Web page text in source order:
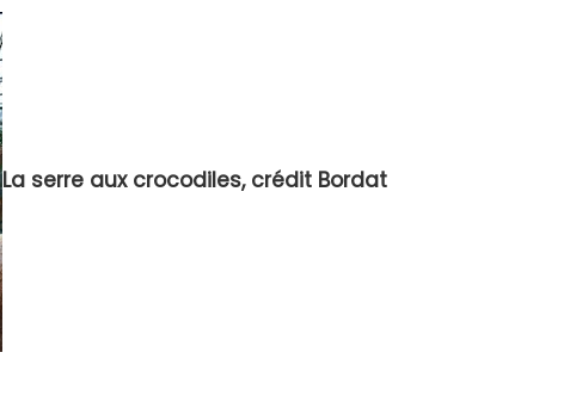
La serre aux crocodiles, crédit Bordat